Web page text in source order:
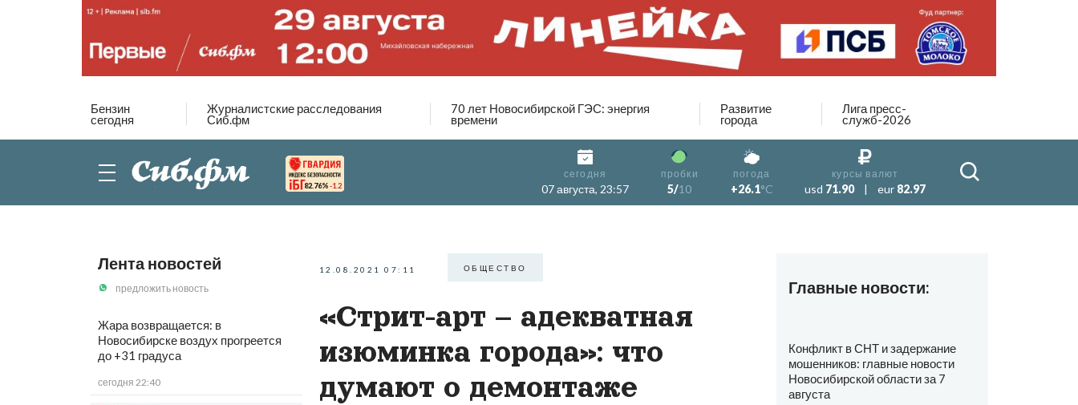
Бензин
сегодня
Журналистские расследования
Сиб.фм
70 лет Новосибирской ГЭС: энергия
времени
Развитие
города
Лига пресс-
служб-2026
82.76% -1.2
сегодня
07 августа, 23:57
пробки
5/10
погода
+26.1°C
курсы валют
usd 71.90 | eur 82.97
Лента новостей
предложить новость
Жара возвращается: в
Новосибирске воздух прогреется
до +31 градуса
сегодня 22:40
12.08.2021 07:11 ОБЩЕСТВО
«Стрит-арт – адекватная
изюминка города»: что
думают о демонтаже
Главные новости:
Конфликт в СНТ и задержание
мошенников: главные новости
Новосибирской области за 7
августа